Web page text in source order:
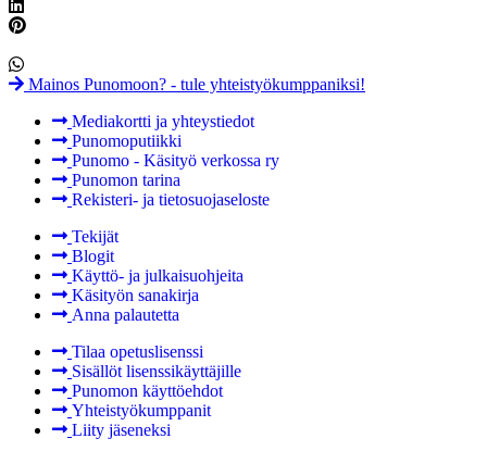
Mainos Punomoon? - tule yhteistyökumppaniksi!
Mediakortti ja yhteystiedot
Punomoputiikki
Punomo - Käsityö verkossa ry
Punomon tarina
Rekisteri- ja tietosuojaseloste
Tekijät
Blogit
Käyttö- ja julkaisuohjeita
Käsityön sanakirja
Anna palautetta
Tilaa opetuslisenssi
Sisällöt lisenssikäyttäjille
Punomon käyttöehdot
Yhteistyökumppanit
Liity jäseneksi